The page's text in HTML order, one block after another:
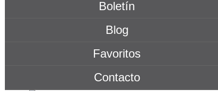
Boletín
Blog
Favoritos
Contacto